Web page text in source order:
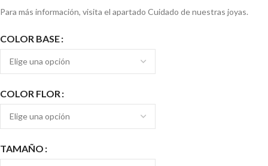
Para más información, visita el apartado Cuidado de nuestras joyas.
COLOR BASE
COLOR FLOR
TAMAÑO